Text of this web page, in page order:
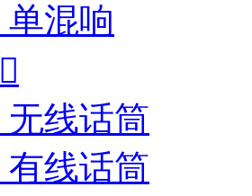
单混响

无线话筒
有线话筒